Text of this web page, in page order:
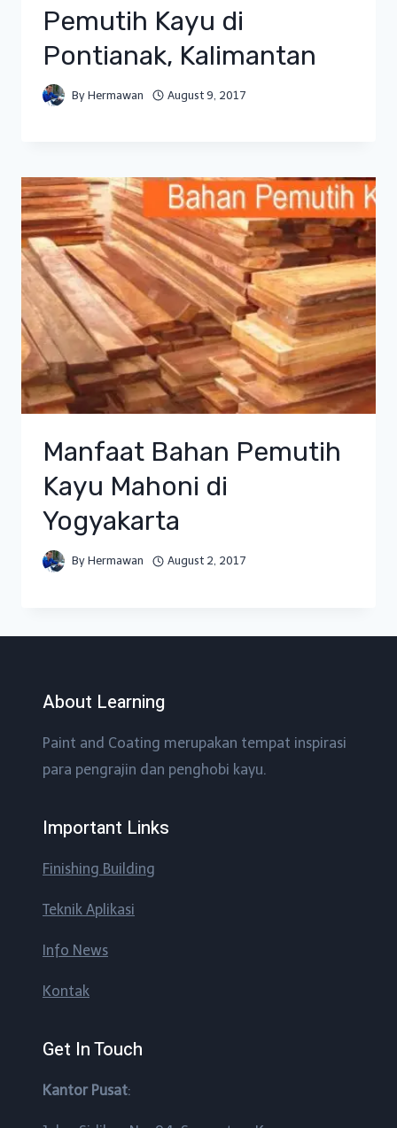
Pemutih Kayu di
Pontianak, Kalimantan
By Hermawan August 9, 2017
Manfaat Bahan Pemutih
Kayu Mahoni di
Yogyakarta
By Hermawan August 2, 2017
About Learning
Paint and Coating merupakan tempat inspirasi
para pengrajin dan penghobi kayu.
Important Links
Finishing Building
Teknik Aplikasi
Info News
Kontak
Get In Touch
Kantor Pusat: